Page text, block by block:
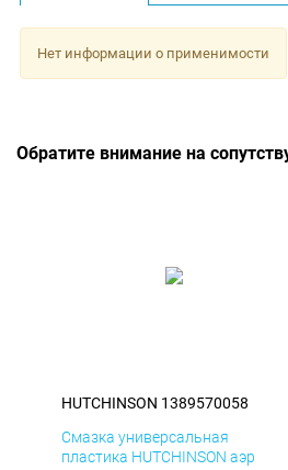
Нет информации о применимости
Обратите внимание на
HUTCHINSON 1389570058
Смазка универсальная
пластика HUTCHINSON аэр